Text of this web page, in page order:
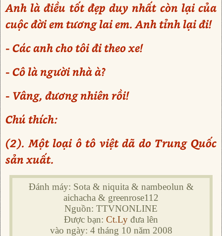
Anh là điều tốt đẹp duy nhất còn lại của
cuộc đời em tương lai em. Anh tỉnh lại đi!
- Các anh cho tôi đi theo xe!
- Cô là người nhà à?
- Vâng, đương nhiên rồi!
Chú thích:
(2). Một loại ô tô việt dã do Trung Quốc
sản xuất.
Đánh máy: Sota & niquita & nambeolun &
aichacha & greenrose112
Nguồn: TTVNONLINE
Được bạn: Ct.Ly đưa lên
vào ngày: 4 tháng 10 năm 2008